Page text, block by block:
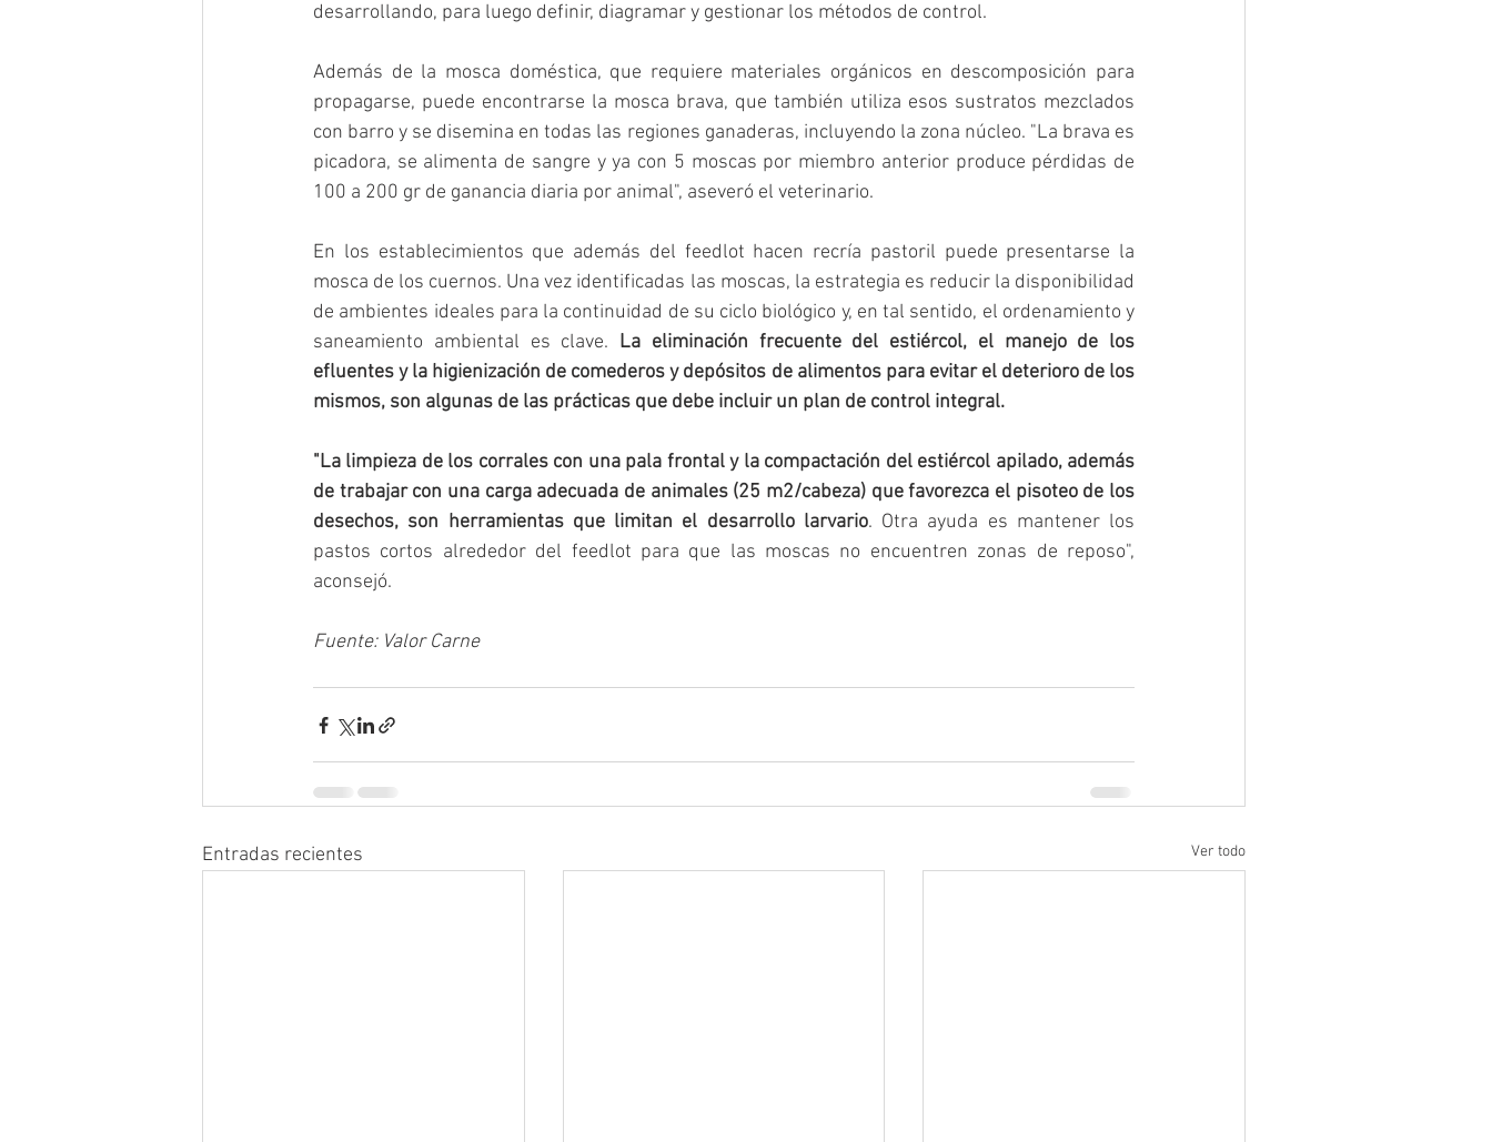
desarrollando, para luego definir, diagramar y gestionar los métodos de control.
Además de la mosca doméstica, que requiere materiales orgánicos en descomposición para
propagarse, puede encontrarse la mosca brava, que también utiliza esos sustratos mezclados
con barro y se disemina en todas las regiones ganaderas, incluyendo la zona núcleo. "La brava es
picadora, se alimenta de sangre y ya con 5 moscas por miembro anterior produce pérdidas de
100 a 200 gr de ganancia diaria por animal", aseveró el veterinario.
En los establecimientos que además del feedlot hacen recría pastoril puede presentarse la
mosca de los cuernos. Una vez identificadas las moscas, la estrategia es reducir la disponibilidad
de ambientes ideales para la continuidad de su ciclo biológico y, en tal sentido, el ordenamiento y
saneamiento ambiental es clave. La eliminación frecuente del estiércol, el manejo de los
efluentes y la higienización de comederos y depósitos de alimentos para evitar el deterioro de los
mismos, son algunas de las prácticas que debe incluir un plan de control integral.
"La limpieza de los corrales con una pala frontal y la compactación del estiércol apilado, además
de trabajar con una carga adecuada de animales (25 m2/cabeza) que favorezca el pisoteo de los
desechos, son herramientas que limitan el desarrollo larvario. Otra ayuda es mantener los
pastos cortos alrededor del feedlot para que las moscas no encuentren zonas de reposo",
aconsejó.
Fuente: Valor Carne
Entradas recientes Ver todo